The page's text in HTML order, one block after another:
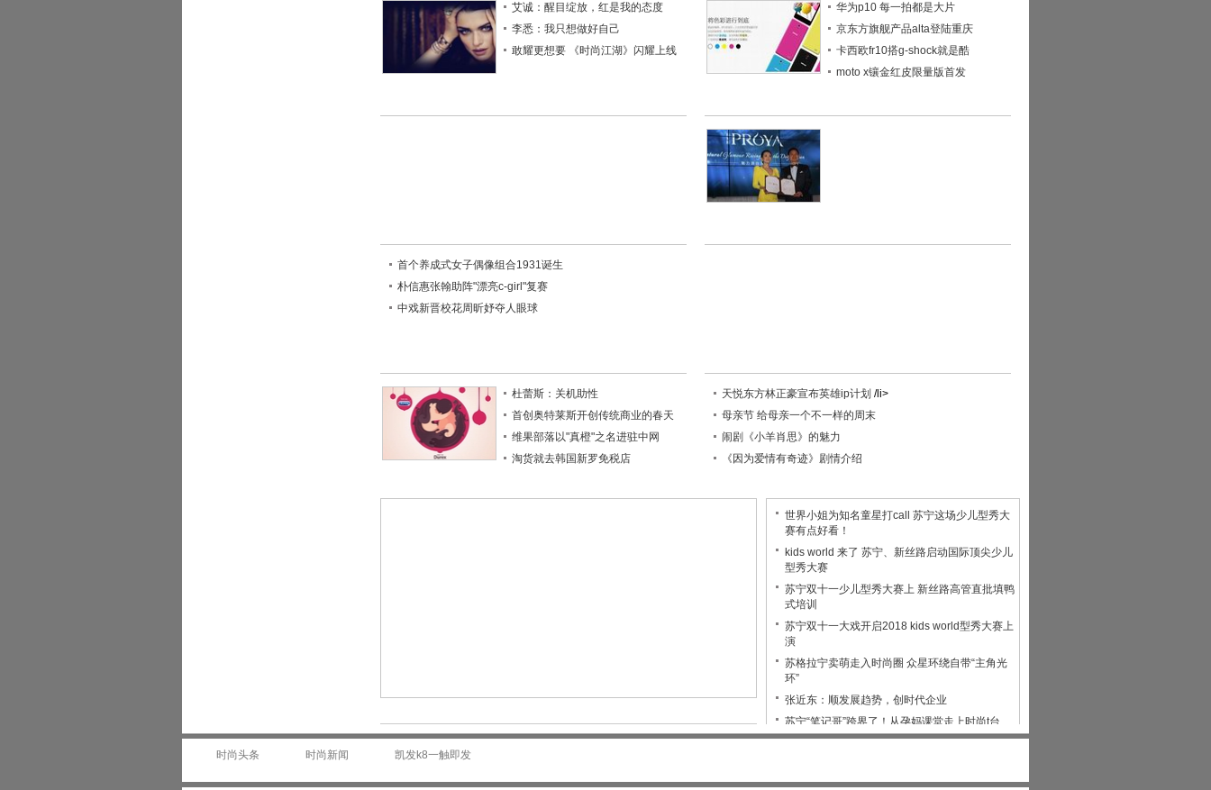
艾诚：醒目绽放，红是我的态度
李悉：我只想做好自己
敢耀更想要 《时尚江湖》闪耀上线
华为p10 每一拍都是大片
京东方旗舰产品alta登陆重庆
卡西欧fr10搭g-shock就是酷
moto x镶金红皮限量版首发
首个养成式女子偶像组合1931诞生
朴信惠张翰助阵"漂亮c-girl"复赛
中戏新晋校花周昕妤夺人眼球
杜蕾斯：关机助性
首创奥特莱斯开创传统商业的春天
维果部落以"真橙"之名进驻中网
淘货就去韩国新罗免税店
天悦东方林正豪宣布英雄ip计划 /li>
母亲节 给母亲一个不一样的周末
闹剧《小羊肖思》的魅力
《因为爱情有奇迹》剧情介绍
世界小姐为知名童星打call 苏宁这场少儿型秀大
赛有点好看！
kids world 来了 苏宁、新丝路启动国际顶尖少儿
型秀大赛
苏宁双十一少儿型秀大赛上 新丝路高管直批填鸭
式培训
苏宁双十一大戏开启2018 kids world型秀大赛上
演
苏格拉宁卖萌走入时尚圈 众星环绕自带“主角光
环”
张近东：顺发展趋势，创时代企业
苏宁“笔记哥”跨界了！从孕妈课堂走上时尚t台
做
时尚头条 时尚新闻 凯发k8一触即发